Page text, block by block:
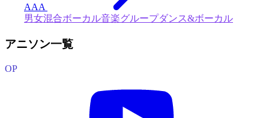
AAA
男女混合ボーカル音楽グループダンス&ボーカル
アニソン一覧
OP